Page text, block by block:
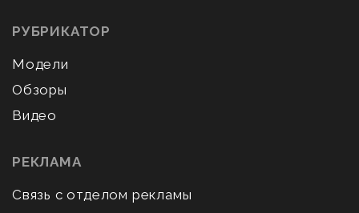
РУБРИКАТОР
Модели
Обзоры
Видео
РЕКЛАМА
Связь с отделом рекламы